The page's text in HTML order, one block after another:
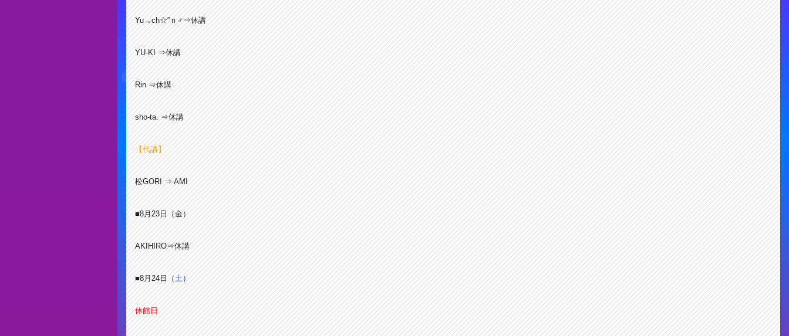
Yu→ch☆”ｎ♂⇒休講
YU-KI ⇒休講
Rin ⇒休講
sho-ta. ⇒休講
【代講】
松GORI ⇒ AMI
■8月23日（金）
AKIHIRO⇒休講
■8月24日（土）
休館日